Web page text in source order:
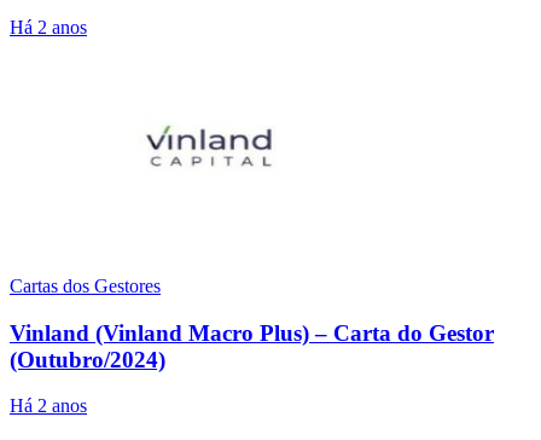
Há 2 anos
Cartas dos Gestores
Vinland (Vinland Macro Plus) – Carta do Gestor
(Outubro/2024)
Há 2 anos